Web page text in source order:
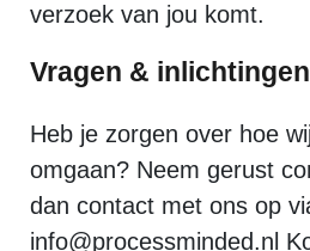
verzoek van jou komt.
Vragen & inlichtingen
Heb je zorgen over hoe
omgaan? Neem gerust
dan contact met ons op
info@processminded.nl